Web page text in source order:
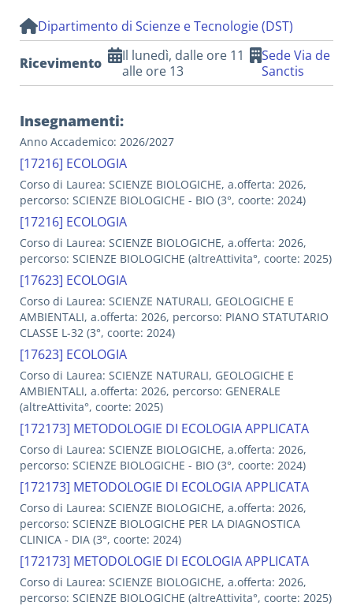
Dipartimento di Scienze e Tecnologie (DST)
Ricevimento
Il lunedì, dalle ore 11
alle ore 13
Sede Via de
Sanctis
Insegnamenti:
Anno Accademico: 2026/2027
[17216] ECOLOGIA
Corso di Laurea: SCIENZE BIOLOGICHE, a.offerta: 2026,
percorso: SCIENZE BIOLOGICHE - BIO (3°, coorte: 2024)
[17216] ECOLOGIA
Corso di Laurea: SCIENZE BIOLOGICHE, a.offerta: 2026,
percorso: SCIENZE BIOLOGICHE (altreAttivita°, coorte: 2025)
[17623] ECOLOGIA
Corso di Laurea: SCIENZE NATURALI, GEOLOGICHE E
AMBIENTALI, a.offerta: 2026, percorso: PIANO STATUTARIO
CLASSE L-32 (3°, coorte: 2024)
[17623] ECOLOGIA
Corso di Laurea: SCIENZE NATURALI, GEOLOGICHE E
AMBIENTALI, a.offerta: 2026, percorso: GENERALE
(altreAttivita°, coorte: 2025)
[172173] METODOLOGIE DI ECOLOGIA APPLICATA
Corso di Laurea: SCIENZE BIOLOGICHE, a.offerta: 2026,
percorso: SCIENZE BIOLOGICHE - BIO (3°, coorte: 2024)
[172173] METODOLOGIE DI ECOLOGIA APPLICATA
Corso di Laurea: SCIENZE BIOLOGICHE, a.offerta: 2026,
percorso: SCIENZE BIOLOGICHE PER LA DIAGNOSTICA
CLINICA - DIA (3°, coorte: 2024)
[172173] METODOLOGIE DI ECOLOGIA APPLICATA
Corso di Laurea: SCIENZE BIOLOGICHE, a.offerta: 2026,
percorso: SCIENZE BIOLOGICHE (altreAttivita°, coorte: 2025)